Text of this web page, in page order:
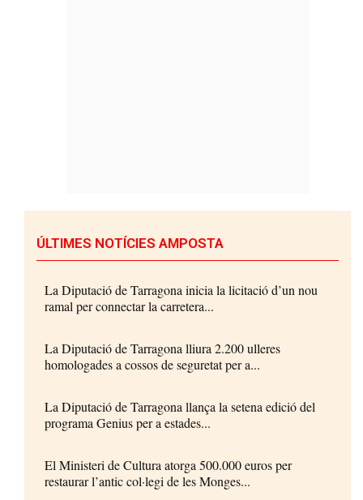
ÚLTIMES NOTÍCIES AMPOSTA
La Diputació de Tarragona inicia la licitació d’un nou
ramal per connectar la carretera...
La Diputació de Tarragona lliura 2.200 ulleres
homologades a cossos de seguretat per a...
La Diputació de Tarragona llança la setena edició del
programa Genius per a estades...
El Ministeri de Cultura atorga 500.000 euros per
restaurar l’antic col·legi de les Monges...